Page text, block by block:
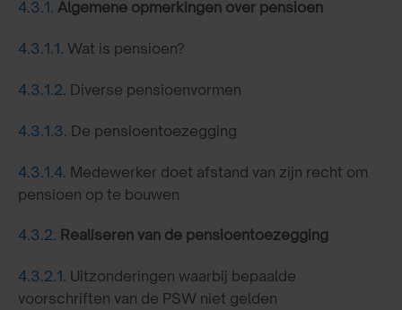
4.3.1. Algemene opmerkingen over pensioen
4.3.1.1. Wat is pensioen?
4.3.1.2. Diverse pensioenvormen
4.3.1.3. De pensioentoezegging
4.3.1.4. Medewerker doet afstand van zijn recht om
pensioen op te bouwen
4.3.2. Realiseren van de pensioentoezegging
4.3.2.1. Uitzonderingen waarbij bepaalde
voorschriften van de PSW niet gelden